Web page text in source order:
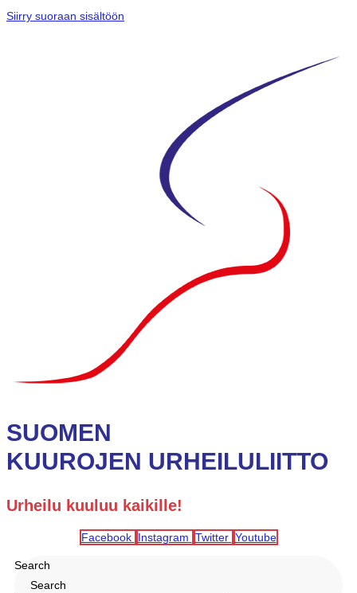
Siirry suoraan sisältöön
SUOMEN
KUUROJEN URHEILULIITTO
Urheilu kuuluu kaikille!
Facebook Instagram Twitter Youtube
Search
Search